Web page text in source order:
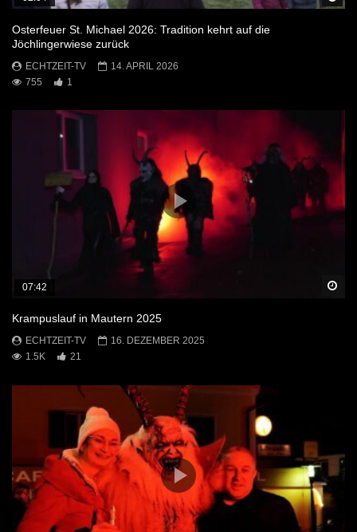
Osterfeuer St. Michael 2026: Tradition kehrt auf die
Jöchlingerwiese zurück
ECHTZEIT-TV
14. APRIL 2026
755
1
07:42
Krampuslauf in Mautern 2025
ECHTZEIT-TV
16. DEZEMBER 2025
1.5K
21